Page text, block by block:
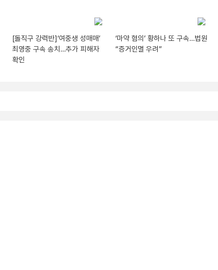
[돌직구 강력반]‘여중생 성매매’
최영중 구속 송치…추가 피해자
확인
‘마약 혐의’ 황하나 또 구속…법원
“증거인멸 우려”